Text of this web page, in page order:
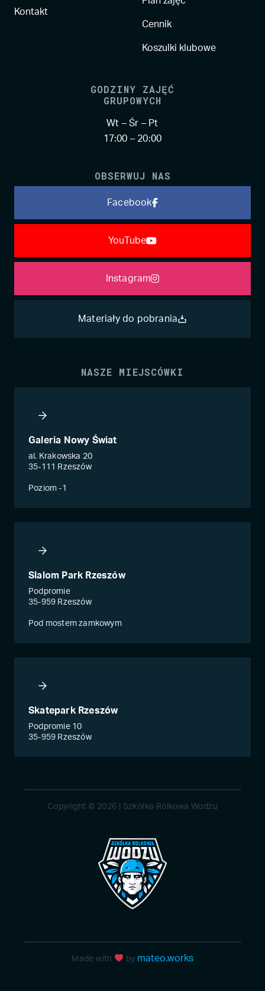
Kontakt
Cennik
Koszulki klubowe
GODZINY ZAJĘĆ
GRUPOWYCH
Wt – Śr – Pt
17:00 – 20:00
OBSERWUJ NAS
Facebook
YouTube
Instagram
Materiały do pobrania
NASZE MIEJSCÓWKI
Galeria Nowy Świat
al. Krakowska 20
35-111 Rzeszów
Poziom -1
Slalom Park Rzeszów
Podpromie
35-959 Rzeszów
Pod mostem zamkowym
Skatepark Rzeszów
Podpromie 10
35-959 Rzeszów
Copyright © 2026 | Szkółka Rolkowa Wodzu
Made with by mateo.works